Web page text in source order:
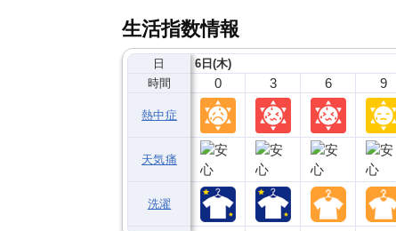
生活指数情報
日
時間
熱中症
天気痛
洗濯
6日(木)
0 3 6 9